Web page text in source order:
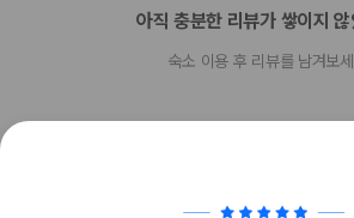
아직 충분한 리뷰가 쌓이지
숙소 이용 후 리뷰를 남겨보